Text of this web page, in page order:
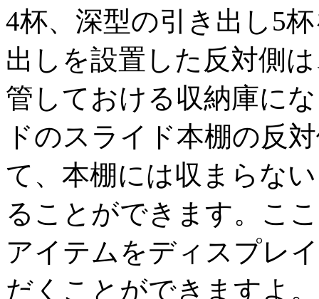
4杯、深型の引き出し5
出しを設置した反対側
管しておける収納庫に
ドのスライド本棚の反
て、本棚には収まらな
ることができます。こ
アイテムをディスプレ
だくことができますよ。